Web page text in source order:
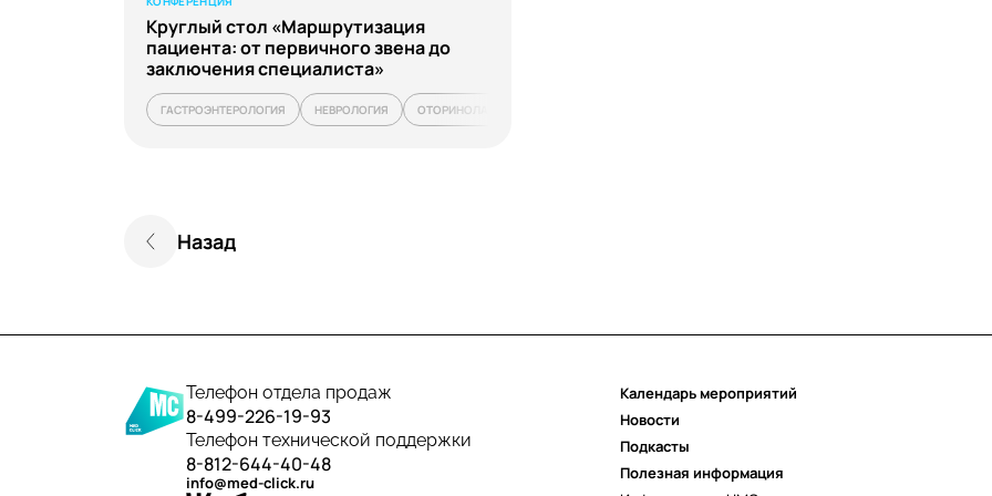
Круглый стол «Маршрутизация
пациента: от первичного звена до
заключения специалиста»
ГАСТРОЭНТЕРОЛОГИЯ НЕВРОЛОГИЯ ОТОРИНОЛАРИНГОЛОГИЯ
Назад
Телефон отдела продаж
8-499-226-19-93
Телефон технической поддержки
8-812-644-40-48
info@med-click.ru
Календарь мероприятий
Новости
Подкасты
Полезная информация